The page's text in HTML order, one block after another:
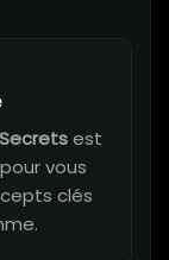
est
vous
clés